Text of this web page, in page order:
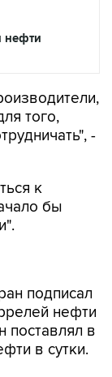
нефти
того,
-
к
бы
поставлял в
в сутки.